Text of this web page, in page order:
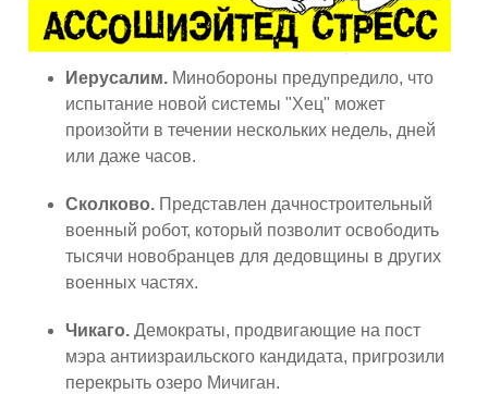
Иерусалим. Минобороны предупредило, что
испытание новой системы "Хец" может
произойти в течении нескольких недель, дней
или даже часов.
Сколково. Представлен дачностроительный
военный робот, который позволит освободить
тысячи новобранцев для дедовщины в других
военных частях.
Чикаго. Демократы, продвигающие на пост
мэра антиизраильского кандидата, пригрозили
перекрыть озеро Мичиган.